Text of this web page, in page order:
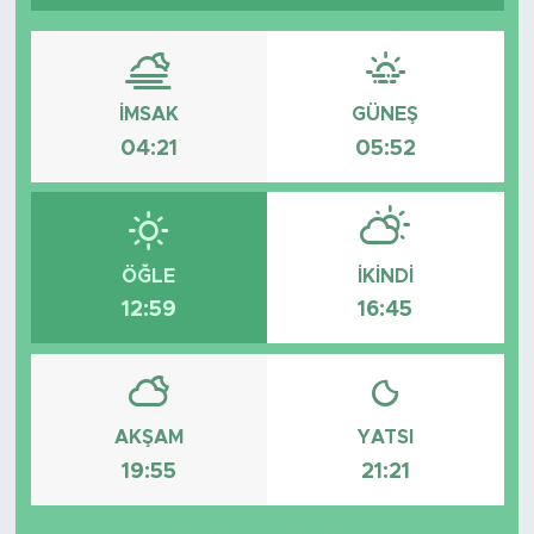
İMSAK
04:21
GÜNEŞ
05:52
ÖĞLE
12:59
İKINDI
16:45
AKŞAM
19:55
YATSI
21:21
Resmi İlanlar
Foto Şaka
Teknoloji
Politika